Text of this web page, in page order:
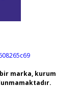
marka, kurum